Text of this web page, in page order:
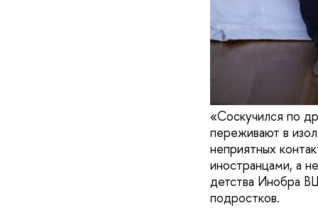
«Соскучился по
переживают в
неприятных
иностранцами, а
детства Инобра
подростков.